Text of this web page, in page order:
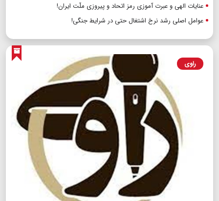
عنایات الهی و عبرت آموزی رمز اتحاد و پیروزی ملّت ایران!
عوامل اصلی رشد نرخ اشتغال حتی در شرایط جنگی!
راوی